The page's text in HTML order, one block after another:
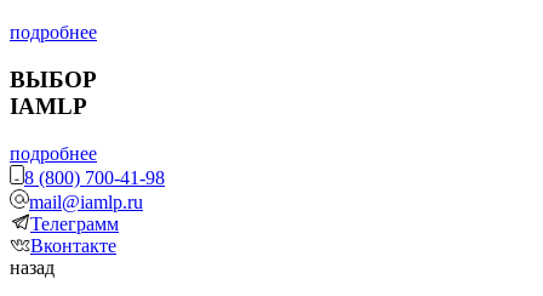
подробнее
ВЫБОР
IAMLP
подробнее
8 (800) 700-41-98
mail@iamlp.ru
Телеграмм
Вконтакте
назад